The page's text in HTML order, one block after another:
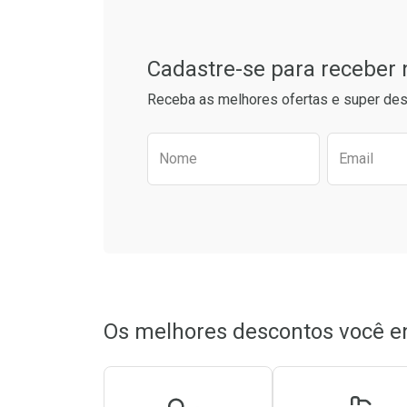
Ativar Desconto
Cadastre-se para receber
Receba as melhores ofertas e super
Preencha o formulário
Nome Email
Os melhores descontos você